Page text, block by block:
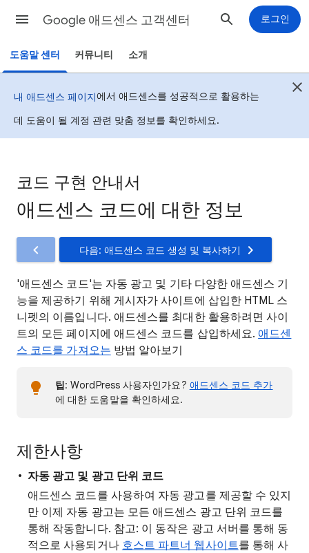
Google 애드센스 고객센터 로그인
도움말 센터 커뮤니티 소개
내 애드센스 페이지에서 애드센스를 성공적으로 활용하는
데 도움이 될 계정 관련 맞춤 정보를 확인하세요.
코드 구현 안내서
애드센스 코드에 대한 정보
다음: 애드센스 코드 생성 및 복사하기
'애드센스 코드'는 자동 광고 및 기타 다양한 애드센스 기
능을 제공하기 위해 게시자가 사이트에 삽입한 HTML 스
니펫의 이름입니다. 애드센스를 최대한 활용하려면 사이
트의 모든 페이지에 애드센스 코드를 삽입하세요. 애드센
스 코드를 가져오는 방법 알아보기
팁: WordPress 사용자인가요? 애드센스 코드 추가
에 대한 도움말을 확인하세요.
제한사항
자동 광고 및 광고 단위 코드
애드센스 코드를 사용하여 자동 광고를 제공할 수 있지
만 이제 자동 광고는 모든 애드센스 광고 단위 코드를
통해 작동합니다. 참고: 이 동작은 광고 서버를 통해 동
적으로 사용되거나 호스트 파트너 웹사이트를 통해 사